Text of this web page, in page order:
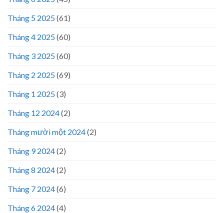
Tháng 5 2025(61)
Tháng 4 2025(60)
Tháng 3 2025(60)
Tháng 2 2025(69)
Tháng 1 2025(3)
Tháng 12 2024(2)
Tháng mười một 2024(2)
Tháng 9 2024(2)
Tháng 8 2024(2)
Tháng 7 2024(6)
Tháng 6 2024(4)